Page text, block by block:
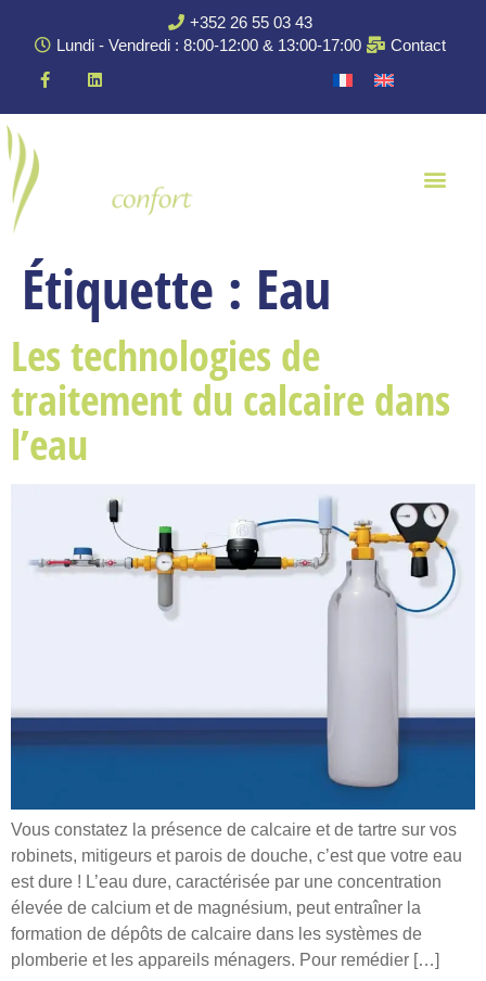
+352 26 55 03 43
Lundi - Vendredi : 8:00-12:00 & 13:00-17:00
Contact
Étiquette : Eau
Les technologies de
traitement du calcaire dans
l’eau
Vous constatez la présence de calcaire et de tartre sur vos
robinets, mitigeurs et parois de douche, c’est que votre eau
est dure ! L’eau dure, caractérisée par une concentration
élevée de calcium et de magnésium, peut entraîner la
formation de dépôts de calcaire dans les systèmes de
plomberie et les appareils ménagers. Pour remédier […]